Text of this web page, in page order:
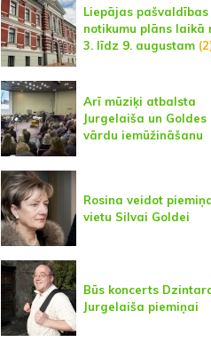
Liepājas pašvaldības
notikumu plāns laikā
3. līdz 9. augustam
Arī mūziķi atbalsta
Jurgelaiša un Goldes
vārdu iemūžināšanu
Rosina veidot
vietu Silvai Goldei
Būs koncerts
Jurgelaiša piemiņai